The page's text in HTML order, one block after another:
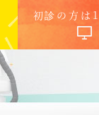
初診の方は